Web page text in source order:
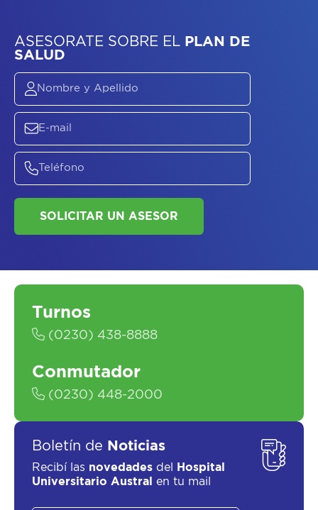
ASESORATE SOBREELPLAN DE
SALUD
Turnos
(0230) 438-8888
Conmutador
(0230) 448-2000
Boletín de Noticias
Recibí las novedades del
Hospital
Universitario Austral
en tu mail